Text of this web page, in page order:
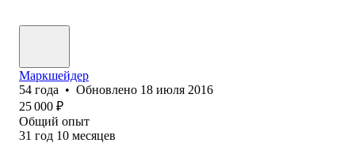
Маркшейдер
54 года • Обновлено 18 июля 2016
25 000 ₽
Общий опыт
31 год 10 месяцев